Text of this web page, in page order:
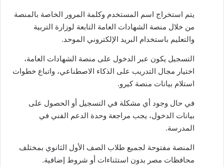
يتم استخراج اسم المستخدم وكلمة المرور الخاصة بالمنصة
من خلال منصة الشهادات العامة التابعة لوزارة التربية
والتعليم باستخدام البريد الإلكتروني الموحد.
التسجيل يكون عبر الدخول على منصة الشهادات العامة،
اختيار مجال التدريب على الذكاء الاصطناعي، واتباع خطوات
استلام بيانات منصة كيرو.
في حال وجود أي مشكلة في التسجيل أو الحصول على
بيانات الدخول، يجب مراجعة وحدة الدعم الفني في
المدرسة.
المنصة مفتوحة لجميع طلاب الصف الأول الثانوي بمختلف
محافظات مصر بدون استثناءات أو شروط إضافية.